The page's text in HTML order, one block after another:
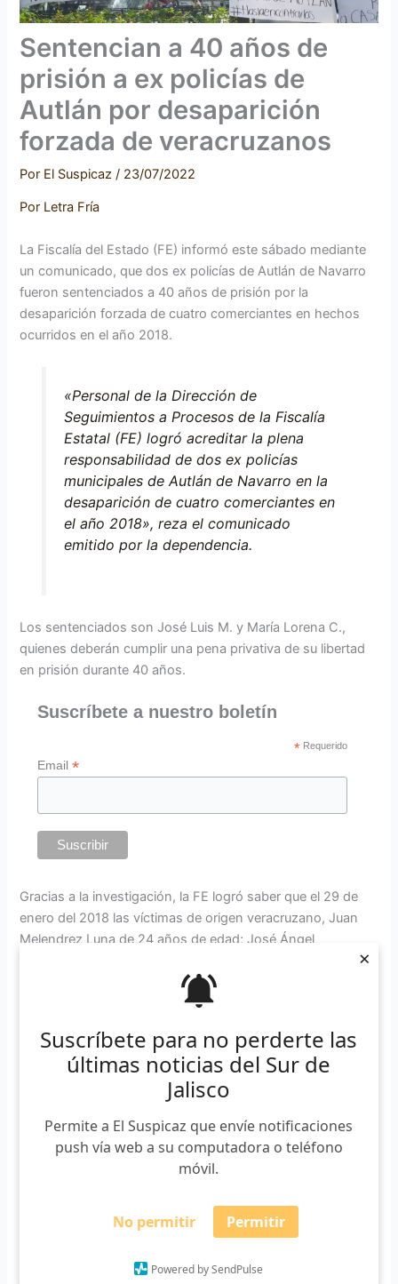
Suscríbete para no perderte las
últimas noticias del Sur de
Jalisco
Permite a El Suspicaz que envíe notificaciones
push vía web a su computadora o teléfono
móvil.
No permitir Permitir
Powered by SendPulse
×
Sentencian a 40 años de
prisión a ex policías de
Autlán por desaparición
forzada de veracruzanos
Por El Suspicaz/ 23/07/2022
Por Letra Fría
La Fiscalía del Estado (FE) informó este sábado mediante
un comunicado, que dos ex policías de Autlán de Navarro
fueron sentenciados a 40 años de prisión por la
desaparición forzada de cuatro comerciantes en hechos
ocurridos en el año 2018.
«Personal de la Dirección de
Seguimientos a Procesos de la Fiscalía
Estatal (FE) logró acreditar la plena
responsabilidad de dos ex policías
municipales de Autlán de Navarro en la
desaparición de cuatro comerciantes en
el año 2018», reza el comunicado
emitido por la dependencia.
Los sentenciados son José Luis M. y María Lorena C.,
quienes deberán cumplir una pena privativa de su libertad
en prisión durante 40 años.
Suscríbete a nuestro boletín
* Requerido
Email*
Gracias a la investigación, la FE logró saber que el 29 de
enero del 2018 las víctimas de origen veracruzano, Juan
Melendrez Luna de 24 años de edad; José Ángel
José Juan Santos Melendrez, de 44 años, se dirigieron al
municipio de Unión de Tula para realizar unas labores de
Después, el 1 de febrero del mismo año, los cuatro
hombres salían del municipio de Casimiro Castillo a bordo
detenidos por los uniformados sobre la carretera hacia
Autlán de Navarro.
su pareja sentimental diciéndole que habían sido detenidos
por los municipales. Pero ya no se supo nada sobre su